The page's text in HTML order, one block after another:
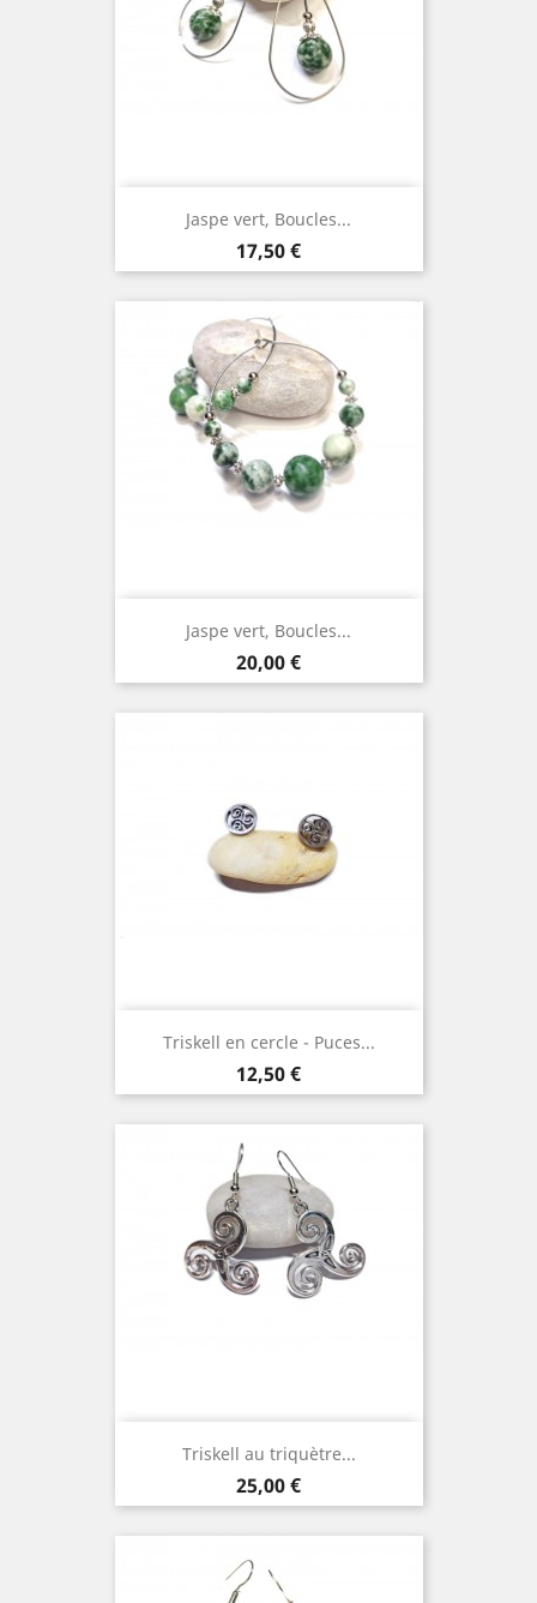
Jaspe vert, Boucles...
Prix
17,50 €
Jaspe vert, Boucles...
Prix
20,00 €
Triskell en cercle - Puces...
Prix
12,50 €
Triskell au triquètre...
Prix
25,00 €